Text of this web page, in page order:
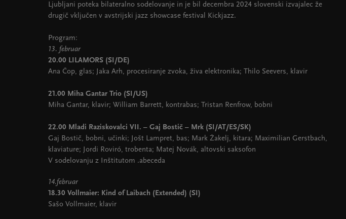
Ljubljani poteka bilateralno sodelovanje in je bil decembra 2024 slovenski izvajalec že
drugič vključen v avstrijski jazz showcase festival Kickjazz.
Program:
13. februar
20.00 LILAMORS (SI/DE)
Ana Čop, glas; Jaka Arh, procesiranje zvoka, živa elektronika; Thilo Seevers, klavir
21.00 Miha Gantar Trio (SI/US)
Miha Gantar, klavir; William Barrett, kontrabas; Tristan Renfrow, bobni
22.00 Mladi Raziskovalci VII. – Gaj Bostič – Mrk (SI/AT/ES/SK)
Gaj Bostič, bobni, učinki; Jošt Lampret, bas; Mark Žakelj, kitara; Maximilian Gerstbach,
klaviature; Jordi Roviró, trobenta; Matej Novák, altovski saksofon
V sodelovanju z Inštitutom .abeceda
14.februar
18.30 Vollmaier: Kind of Laibach (Extended) (SI)
Sašo Vollmaier, klavir